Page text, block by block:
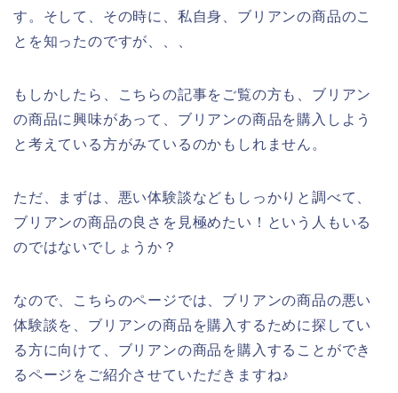
す。そして、その時に、私自身、ブリアンの商品のこ
とを知ったのですが、、、
もしかしたら、こちらの記事をご覧の方も、ブリアン
の商品に興味があって、ブリアンの商品を購入しよう
と考えている方がみているのかもしれません。
ただ、まずは、悪い体験談などもしっかりと調べて、
ブリアンの商品の良さを見極めたい！という人もいる
のではないでしょうか？
なので、こちらのページでは、ブリアンの商品の悪い
体験談を、ブリアンの商品を購入するために探してい
る方に向けて、ブリアンの商品を購入することができ
るページをご紹介させていただきますね♪